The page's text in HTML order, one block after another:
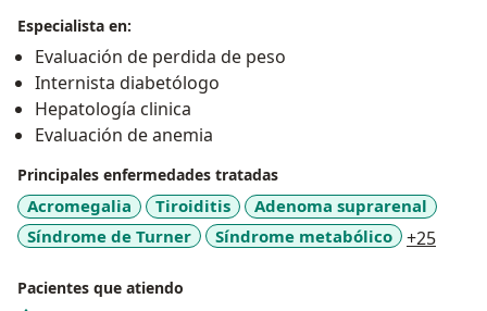
menopausia y sus complicaciones, problemas con el
colesterol, entre muchas otras condiciones
relacionadas con el sistema hormonal.
Especialista en:
Evaluación de perdida de peso
Internista diabetólogo
Hepatología clinica
Evaluación de anemia
Principales enfermedades tratadas
Acromegalia Tiroiditis
Adenoma suprarenal
Síndrome de Turner
Síndrome metabólico +25
Pacientes que atiendo